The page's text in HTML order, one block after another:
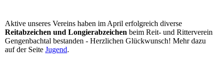
Aktive unseres Vereins haben im April erfolgreich diverse
Reitabzeichen und Longierabzeichen beim Reit- und Ritterverein
Gengenbachtal bestanden - Herzlichen Glückwunsch! Mehr dazu
auf der Seite Jugend.